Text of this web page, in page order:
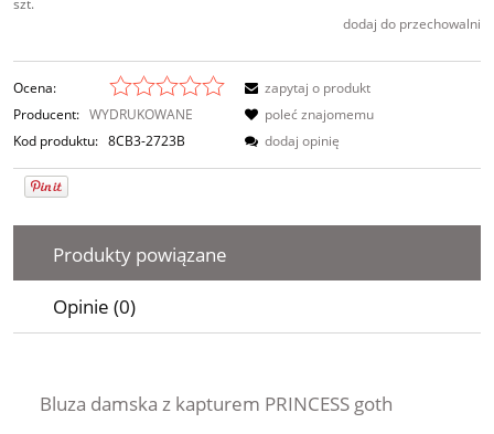
dodaj do przechowalni
Ocena:
Producent: WYDRUKOWANE
Kod produktu: 8CB3-2723B
zapytaj o produkt
poleć znajomemu
dodaj opinię
Produkty powiązane
Opinie (0)
Bluza damska z kapturem PRINCESS goth